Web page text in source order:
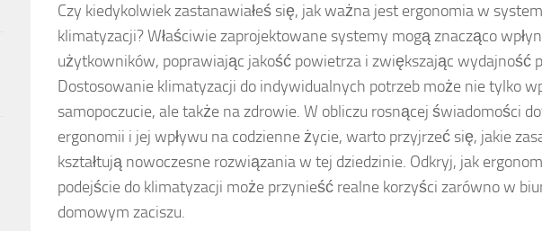
Czy kiedykolwiek zastanawiałeś się, jak ważna jest ergonomia w
klimatyzacji? Właściwie zaprojektowane systemy mogą znacząco
użytkowników, poprawiając jakość powietrza i zwiększając wydajność
Dostosowanie klimatyzacji do indywidualnych potrzeb może nie tylko
samopoczucie, ale także na zdrowie. W obliczu rosnącej świadomości
ergonomii i jej wpływu na codzienne życie, warto przyjrzeć się, jakie
kształtują nowoczesne rozwiązania w tej dziedzinie. Odkryj, jak
podejście do klimatyzacji może przynieść realne korzyści zarówno w
domowym zaciszu.